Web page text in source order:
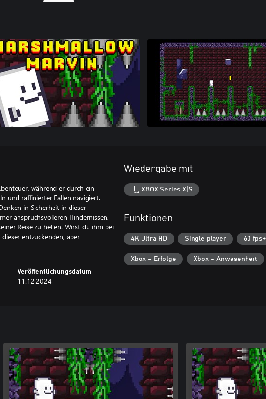
während er durch ein
und raffinierter Fallen navigiert.
in Sicherheit in dieser
anspruchsvolleren Hindernissen,
Reise zu helfen. Wirst du ihm bei
entzückenden, aber
Veröffentlichungsdatum
11.12.2024
Wiedergabe mit
XBOX Series X|S
Funktionen
4K Ultra HD Single player 60 fps+
Xbox – Erfolge Xbox – Anwesenheit